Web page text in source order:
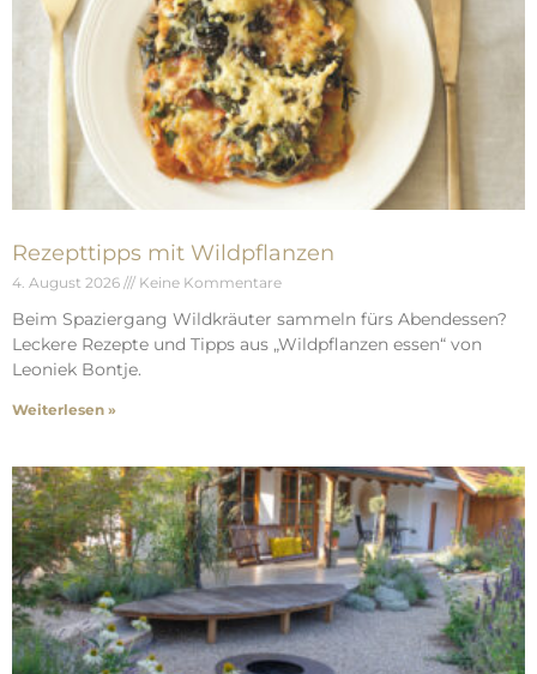
Rezepttipps mit Wildpflanzen
4. August 2026 Keine Kommentare
Beim Spaziergang Wildkräuter sammeln fürs Abendessen?
Leckere Rezepte und Tipps aus „Wildpflanzen essen“ von
Leoniek Bontje.
Weiterlesen »